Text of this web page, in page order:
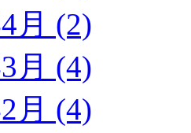
月 (2)
月 (4)
月 (4)